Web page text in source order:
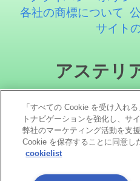
各社の商標について
サイト
アステリ
「すべての Cookie を受け入れ
トナビゲーションを強化し、サ
弊社のマーケティング活動を支
Cookie を保存することに同意し
cookielist